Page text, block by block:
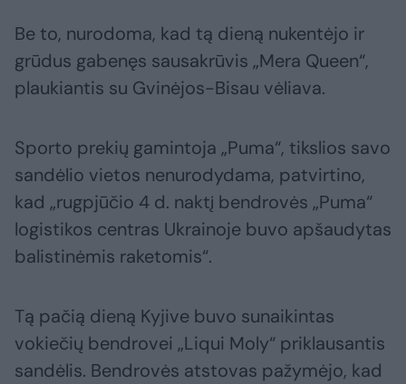
Be to, nurodoma, kad tą dieną nukentėjo ir
grūdus gabenęs sausakrūvis „Mera Queen“,
plaukiantis su Gvinėjos-Bisau vėliava.
Sporto prekių gamintoja „Puma“, tikslios savo
sandėlio vietos nenurodydama, patvirtino,
kad „rugpjūčio 4 d. naktį bendrovės „Puma“
logistikos centras Ukrainoje buvo apšaudytas
balistinėmis raketomis“.
Tą pačią dieną Kyjive buvo sunaikintas
vokiečių bendrovei „Liqui Moly“ priklausantis
sandėlis. Bendrovės atstovas pažymėjo, kad